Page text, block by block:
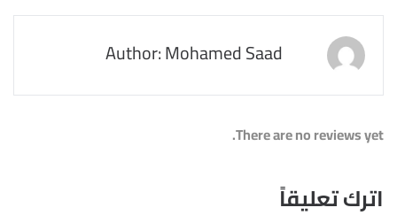
Author: Mohamed Saad
There are no reviews yet.
اترك تعليقاً